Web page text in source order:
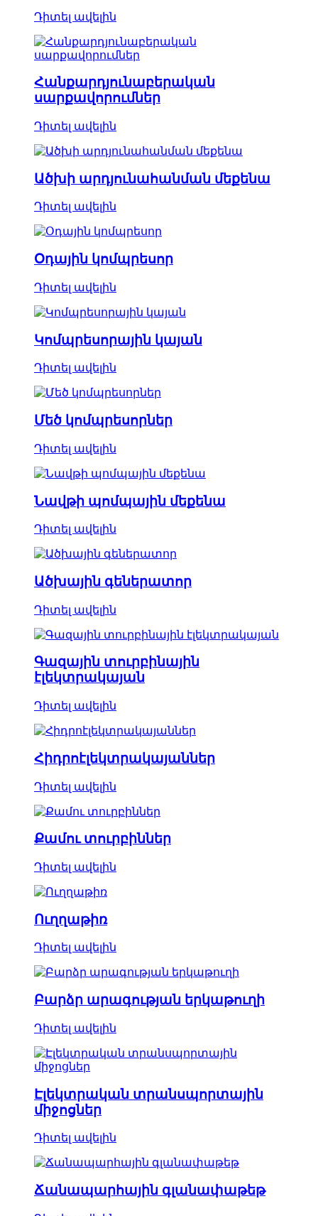
Դիտել ավելին
Հանքարդյունաբերական
սարքավորումներ
Դիտել ավելին
Ածխի արդյունահանման մեքենա
Դիտել ավելին
Օդային կոմպրեսոր
Դիտել ավելին
Կոմպրեսորային կայան
Դիտել ավելին
Մեծ կոմպրեսորներ
Դիտել ավելին
Նավթի պոմպային մեքենա
Դիտել ավելին
Ածխային գեներատոր
Դիտել ավելին
Գազային տուրբինային
էլեկտրակայան
Դիտել ավելին
Հիդրոէլեկտրակայաններ
Դիտել ավելին
Քամու տուրբիններ
Դիտել ավելին
Ուղղաթիռ
Դիտել ավելին
Բարձր արագության երկաթուղի
Դիտել ավելին
Էլեկտրական տրանսպորտային
միջոցներ
Դիտել ավելին
Ճանապարհային գլանափաթեթ